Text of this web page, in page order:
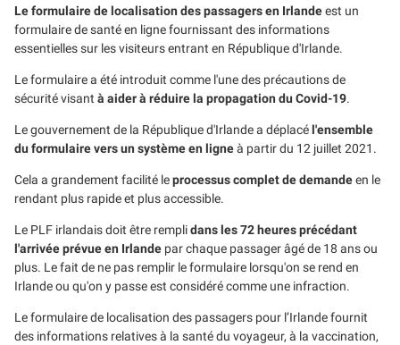
Le formulaire de localisation des passagers en Irlandeest un
formulaire de santé en ligne fournissant des informations
essentielles sur les visiteurs entrant en République d'Irlande.
Le formulaire a été introduit comme l'une des précautions de
sécurité visant à aider à réduire la propagation du Covid-19.
Le gouvernement de la République d'Irlande a déplacé l'ensemble
du formulaire vers un système en ligneà partir du 12 juillet 2021.
Cela a grandement facilité leprocessus complet de demandeen le
rendant plus rapide et plus accessible.
Le PLF irlandais doit être remplidans les 72 heures précédant
l'arrivée prévue en Irlande par chaque passager âgé de 18 ans ou
plus. Le fait de ne pas remplir le formulaire lorsqu'on se rend en
Irlande ou qu'on y passe est considéré comme une infraction.
Le formulaire de localisation des passagers pour l’Irlande fournit
des informations relatives à la santé du voyageur, à la vaccination,